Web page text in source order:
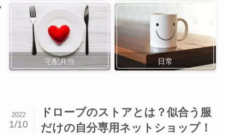
宅配弁当 日常
ドローブのストアとは？似合う服
だけの自分専用ネットショップ！
2022
1/10